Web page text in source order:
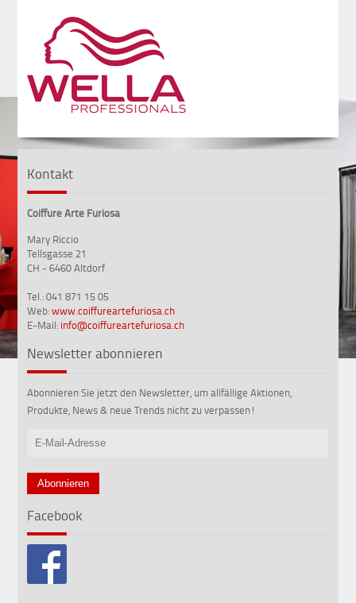
Kontakt
Coiffure Arte Furiosa
Mary Riccio
Tellsgasse 21
CH - 6460 Altdorf
Tel.: 041 871 15 05
Web:www.coiffureartefuriosa.ch
E-Mail: info@coiffureartefuriosa.ch
Newsletter abonnieren
Abonnieren Sie jetzt den Newsletter, um allfällige Aktionen,
Produkte, News & neue Trends nicht zu verpassen!
Facebook